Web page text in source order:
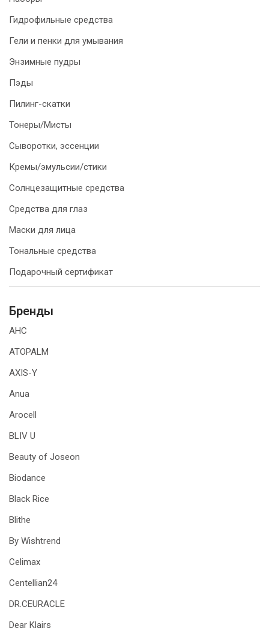
Гидрофильные средства
Гели и пенки для умывания
Энзимные пудры
Пэды
Пилинг-скатки
Тонеры/Мисты
Сыворотки, эссенции
Кремы/эмульсии/стики
Солнцезащитные средства
Средства для глаз
Маски для лица
Тональные средства
Подарочный сертификат
Бренды
AHC
ATOPALM
AXIS-Y
Anua
Arocell
BLIV U
Beauty of Joseon
Biodance
Black Rice
Blithe
By Wishtrend
Celimax
Centellian24
DR.CEURACLE
Dear Klairs